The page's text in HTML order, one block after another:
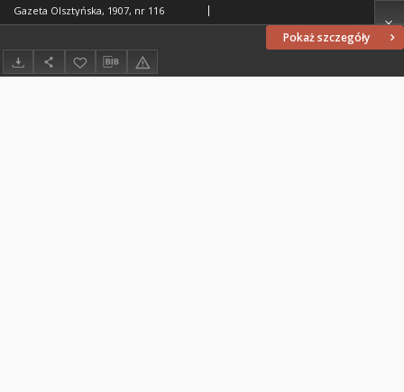
Pokaż szczegóły
Gazeta Olsztyńska, 1907, nr 116